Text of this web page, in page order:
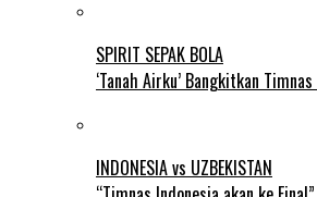
SPIRIT SEPAK BOLA
‘Tanah Airku’ Bangkitkan
INDONESIA vs UZBEKISTAN